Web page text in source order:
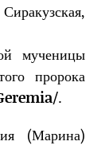
мученицы
пророка
/.
(Марина)